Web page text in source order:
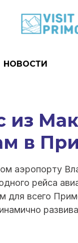
НОВОСТИ
из
в
аэропорту
рейса
для всего